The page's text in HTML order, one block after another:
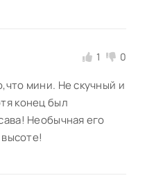
1 0
мини. Не скучный и
конец был
Необычная его